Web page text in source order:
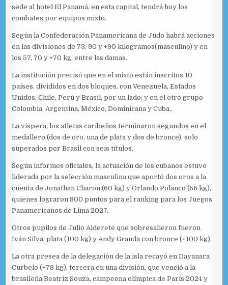
sede al hotel El Panamá, en esta capital, tendrá hoy los
combates por equipos mixto.
Según la Confederación Panamericana de Judo habrá acciones
en las divisiones de 73, 90 y +90 kilogramos(masculino) y en
los 57, 70 y +70 kg, entre las damas.
La institución precisó que en el mixto están inscritos 10
países, divididos en dos bloques, con Venezuela, Estados
Unidos, Chile, Perú y Brasil, por un lado; y en el otro grupo
Colombia, Argentina, México, Dominicana y Cuba..
La víspera, los atletas caribeños terminaron segundos en el
medallero (dos de oro, una de plata y dos de bronce), solo
superados por Brasil con seis títulos.
Según informes oficiales, la actuación de los cubanos estuvo
liderada por la selección masculina que aportó dos oros a la
cuenta de Jonathan Charon (60 kg) y Orlando Polanco (66 kg),
quienes lograron 800 puntos para el ranking para los Juegos
Panamericanos de Lima 2027.
Otros pupilos de Julio Alderete que sobresalieron fueron
Iván Silva, plata (100 kg) y Andy Granda con bronce (+100 kg).
La otra presea de la delegación de la isla recayó en Dayanara
Curbelo (+78 kg), tercera en una división, que venció a la
brasileña Beatriz Souza, campeona olímpica de París 2024 y